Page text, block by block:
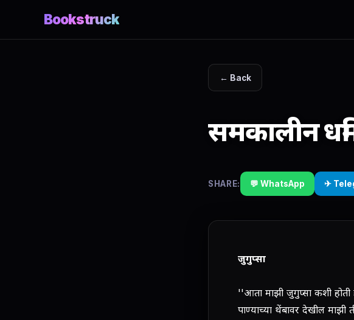
Bookstruck
← Back
समकालीन
SHARE: 💬 WhatsApp ✈
जुगुप्सा
''आता माझी जुगुप्सा कशी
पाण्याच्या थेंबावर देखील माझी